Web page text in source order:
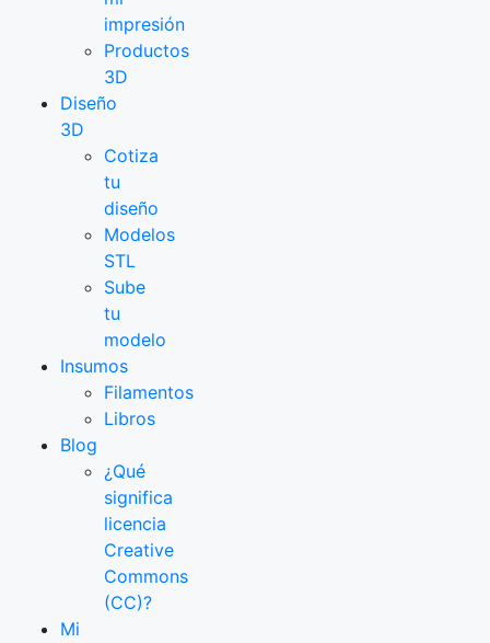
impresión
Productos
3D
Diseño
3D
Cotiza
tu
diseño
Modelos
STL
Sube
tu
modelo
Insumos
Filamentos
Libros
Blog
¿Qué
significa
licencia
Creative
Commons
(CC)?
Mi